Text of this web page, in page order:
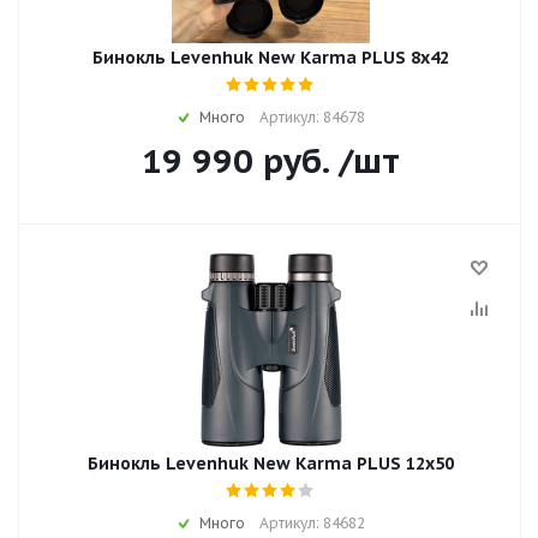
Бинокль Levenhuk New Karma PLUS 8x42
Много Артикул: 84678
19 990 руб. /шт
Бинокль Levenhuk New Karma PLUS 12x50
Много Артикул: 84682